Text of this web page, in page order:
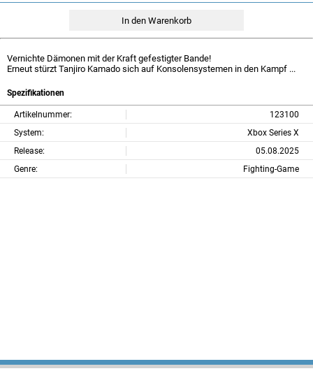
Vernichte Dämonen mit der Kraft gefestigter Bande!
Erneut stürzt Tanjiro Kamado sich auf Konsolensystemen in den Kampf ...
Spezifikationen
Artikelnummer:
123100
System:
Xbox Series X
Release:
05.08.2025
Genre:
Fighting-Game